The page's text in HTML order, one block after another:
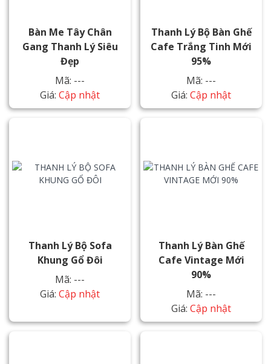
Bàn Me Tây Chân
Gang Thanh Lý Siêu
Đẹp
Mã: ---
Giá: Cập nhật
Thanh Lý Bộ Bàn Ghế
Cafe Trắng Tinh Mới
95%
Mã: ---
Giá: Cập nhật
Thanh Lý Bộ Sofa
Khung Gổ Đôi
Mã: ---
Giá: Cập nhật
Thanh Lý Bàn Ghế
Cafe Vintage Mới
90%
Mã: ---
Giá: Cập nhật